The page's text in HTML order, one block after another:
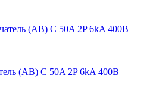
(АВ) C 50A 2P 6kA 400В